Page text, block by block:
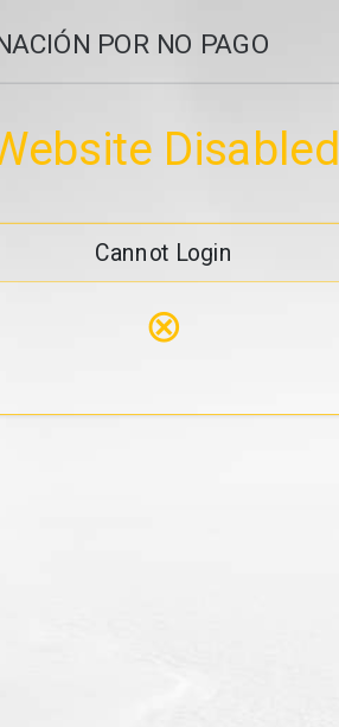
POR NO PAGO
Disabled
Cannot Login
⊗